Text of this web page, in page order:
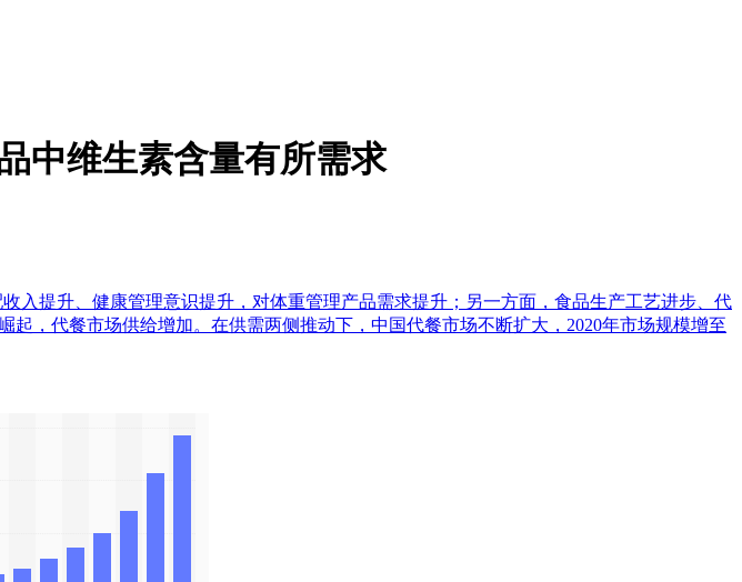
中维生素含量有所需求
入提升、健康管理意识提升，对体重管理产品需求提升；另一方面，食品生产工艺进步、代
，代餐市场供给增加。在供需两侧推动下，中国代餐市场不断扩大，2020年市场规模增至